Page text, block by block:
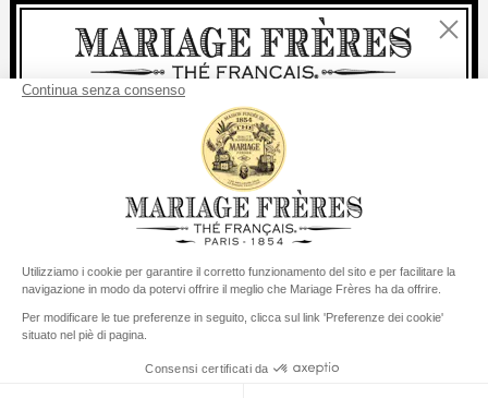
Condizioni generali di vendita
Diventare socio
Politica dei cookies
Preferenze per i cookie
© COPYRIGHT 2026 / MARIAGE FRERES
Chiudi
Benvenuti
Per ogni acquisto, laconsegna
da 60 € in Francia Metropolitana
per il resto del mondo
Il suo paese di consegna è definito suStati Uniti
Cambiare il paese/la regione